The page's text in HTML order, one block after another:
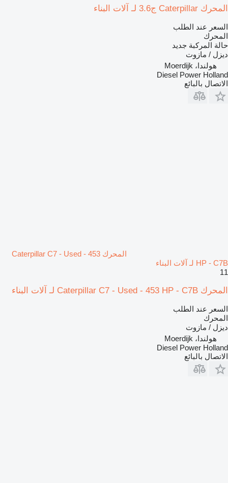
المحرك Caterpillar ج3.6 لـ آلات البناء
السعر عند الطلب
المحرك
حالة المركبة جديد
ديزل / مازوت
هولندا، Moerdijk
Diesel Power Holland
الاتصال بالبائع
المحرك Caterpillar C7 - Used - 453
HP - C7B لـ آلات البناء
11
المحرك Caterpillar C7 - Used - 453 HP - C7B لـ آلات البناء
السعر عند الطلب
المحرك
ديزل / مازوت
هولندا، Moerdijk
Diesel Power Holland
الاتصال بالبائع